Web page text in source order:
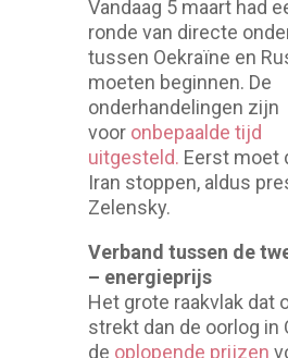
Vandaag 5 maart had
ronde van directe
tussen Oekraïne en
moeten beginnen. De
onderhandelingen zijn
voor onbepaalde tijd
uitgesteld. Eerst moet
Iran stoppen, aldus
Zelensky.
Verband tussen de
– energieprijs
Het grote raakvlak dat
strekt dan de oorlog in
de oplopende prijzen